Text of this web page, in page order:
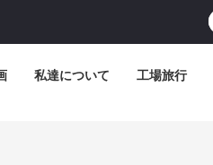
私達について 工場旅行